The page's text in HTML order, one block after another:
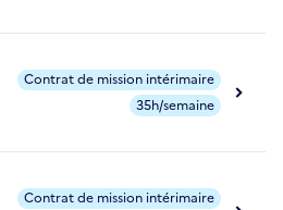
Contrat de mission intérimaire
35h/semaine
Contrat de mission intérimaire